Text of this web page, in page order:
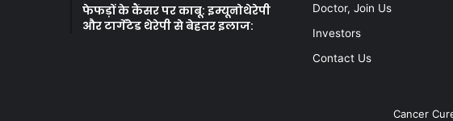
फेफड़ों के कैंसर पर काबू: इम्यूनोथेरेपी
और टार्गेटेड थेरेपी से बेहतर इलाज:
Doctor, Join Us
Investors
Contact Us
Cancer